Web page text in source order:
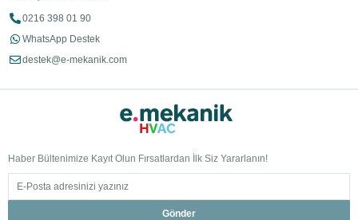
0216 398 01 90
WhatsApp Destek
destek@e-mekanik.com
Haber Bültenimize Kayıt Olun Fırsatlardan İlk Siz Yararlanın!
Gönder